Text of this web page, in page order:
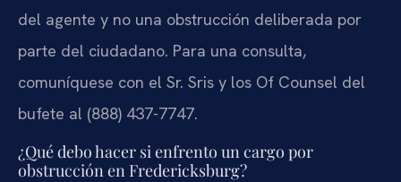
del agente y no una obstrucción deliberada por
parte del ciudadano. Para una consulta,
comuníquese con el Sr. Sris y los Of Counsel del
bufete al (888) 437-7747.
¿Qué debo hacer si enfrento un cargo por
obstrucción en Fredericksburg?